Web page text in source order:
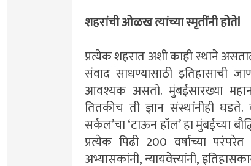
शहरांची ओळख त्यांच्या स्मृतींनी होते!
प्रत्येक शहरात अशी काही स्थाने
संवाद साधण्यासाठी इतिहासाची
आवश्यक असतो. मुंबईसारख्या
तितकीच ती ज्ञान संस्थांनीही
सर्कल‌’चा ‌‘टाऊन हॉल‌’ हा मुंबईच्या
प्रत्येक पिढी 200 वर्षांच्या
अभ्यासकांनी, न्यायवेत्त्यांनी,